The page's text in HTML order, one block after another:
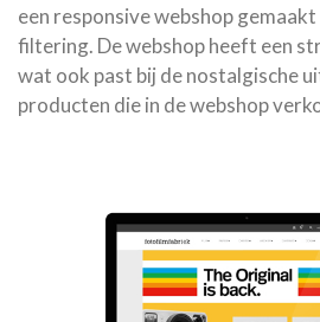
een responsive webshop
filtering. De webshop heeft een
wat ook past bij de nostalgische
producten die in de webshop